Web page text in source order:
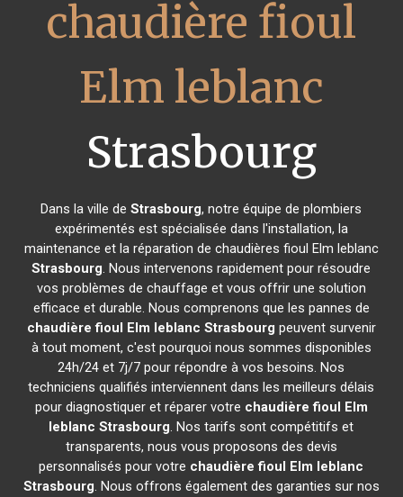
chaudière fioul
Elm leblanc
Strasbourg
Dans la ville deStrasbourg, notre équipe de plombiers
expérimentés est spécialisée dans l'installation, la
maintenance et la réparation de chaudières fioul Elm leblanc
Strasbourg. Nous intervenons rapidement pour résoudre
vos problèmes de chauffage et vous offrir une solution
efficace et durable. Nous comprenons que les pannes de
chaudière fioul Elm leblanc Strasbourg peuvent survenir
à tout moment, c'est pourquoi nous sommes disponibles
24h/24 et 7j/7 pour répondre à vos besoins. Nos
techniciens qualifiés interviennent dans les meilleurs délais
pour diagnostiquer et réparer votre chaudière fioul Elm
leblanc Strasbourg. Nos tarifs sont compétitifs et
transparents, nous vous proposons des devis
personnalisés pour votre chaudière fioul Elm leblanc
Strasbourg. Nous offrons également des garanties sur nos